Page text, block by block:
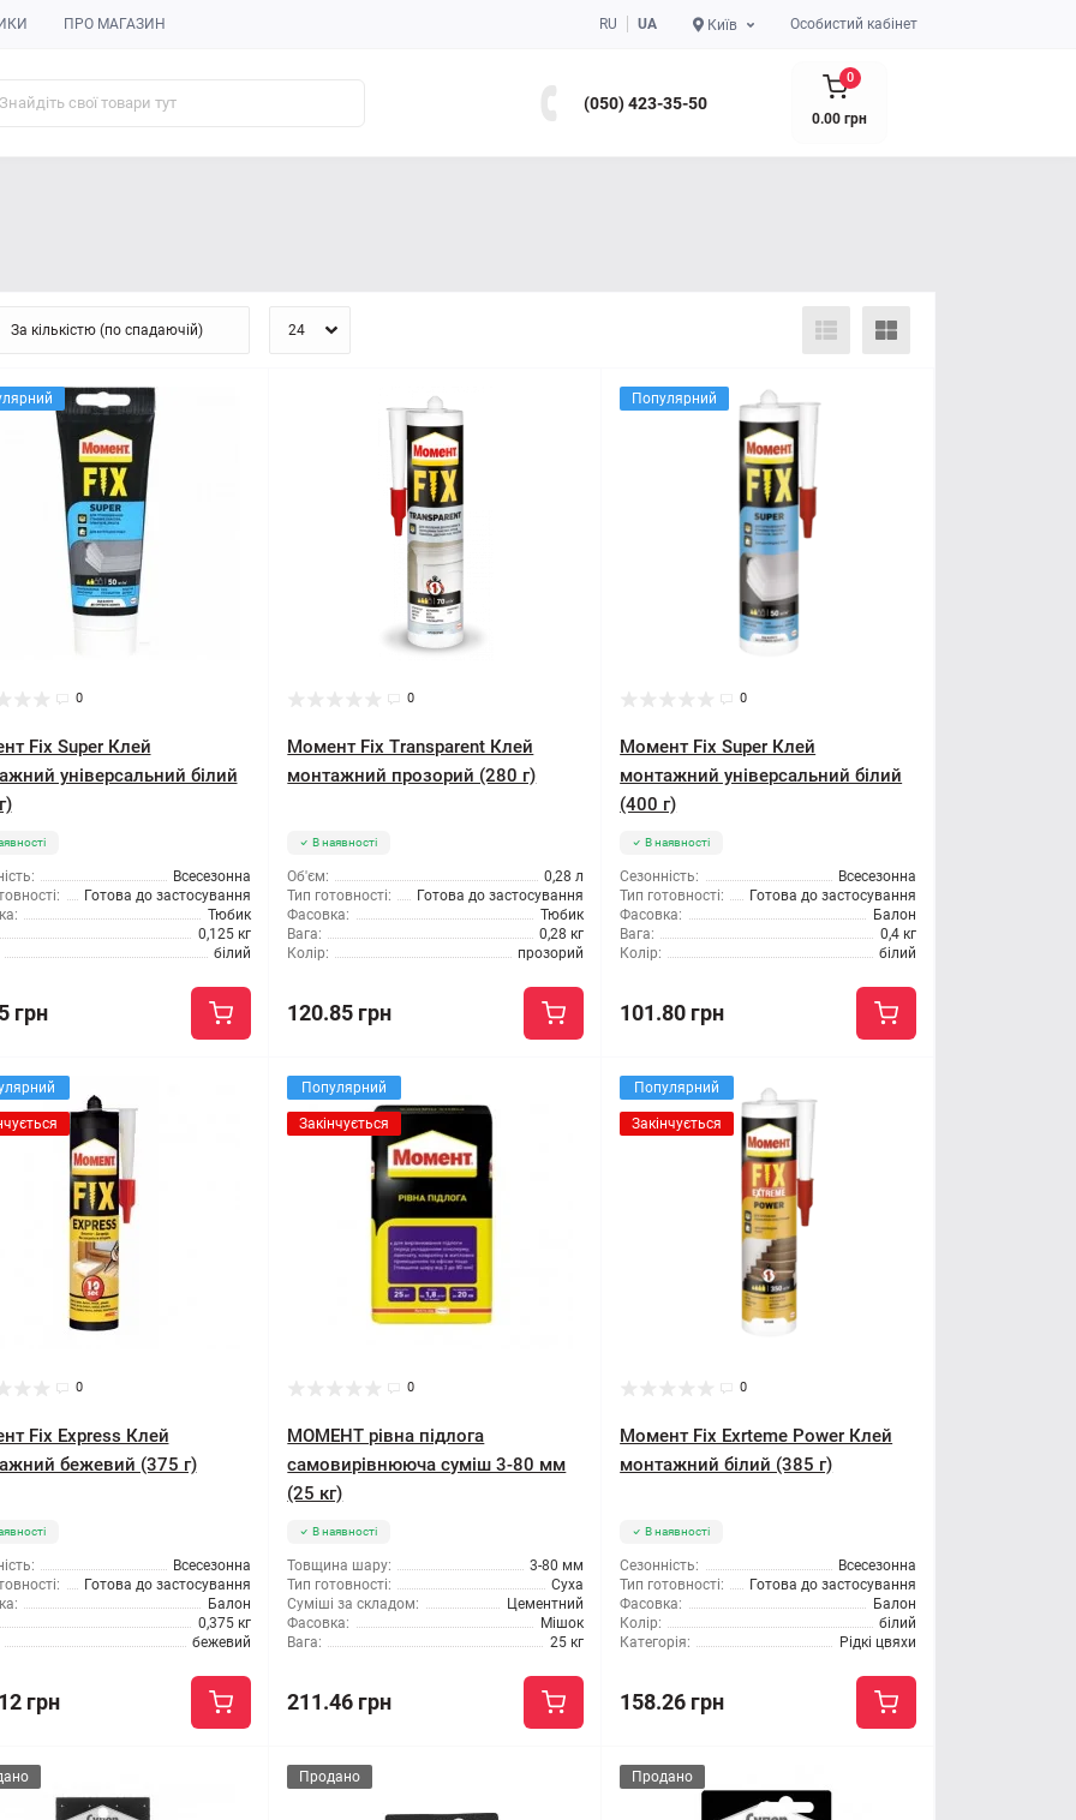
ПРО МАГАЗИН RU UA Київ Особистий кабінет
(050) 423-35-50
0
0.00 грн
0
Fix Super Клей
універсальний білий
Всесезонна
Готова до застосування
Тюбик
0,125 кг
білий
грн
0
Момент Fix Transparent Клей
монтажний прозорий (280 г)
В наявності
Об'єм:
0,28 л
Тип готовності:
Готова до застосування
Фасовка:
Тюбик
Вага:
0,28 кг
Колір:
прозорий
120.85 грн
Популярний
0
Момент Fix Super Клей
монтажний універсальний білий
(400 г)
В наявності
Сезонність:
Всесезонна
Тип готовності:
Готова до застосування
Фасовка:
Балон
Вага:
0,4 кг
Колір:
білий
101.80 грн
0
Fix Express Клей
бежевий (375 г)
Всесезонна
Готова до застосування
Балон
0,375 кг
бежевий
грн
Популярний
Закінчується
0
МОМЕНТ рівна підлога
самовирівнююча суміш 3-80 мм
(25 кг)
В наявності
Товщина шару:
3-80 мм
Тип готовності:
Суха
Суміші за складом:
Цементний
Фасовка:
Мішок
Вага:
25 кг
211.46 грн
Популярний
Закінчується
0
Момент Fix Exrteme Power Клей
монтажний білий (385 г)
В наявності
Сезонність:
Всесезонна
Тип готовності:
Готова до застосування
Фасовка:
Балон
Колір:
білий
Категорія:
Рідкі цвяхи
158.26 грн
Продано Продано